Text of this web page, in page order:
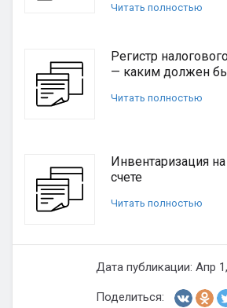
Читать полностью
Регистр
— каким должен
Читать полностью
Инвентаризация
счете
Читать полностью
Дата публикации: Апр
Поделиться: